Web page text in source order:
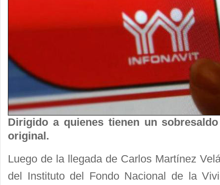
Dirigido a quienes tienen un
original.
Luego de la llegada de Carlos Martínez
del Instituto del Fondo Nacional de la